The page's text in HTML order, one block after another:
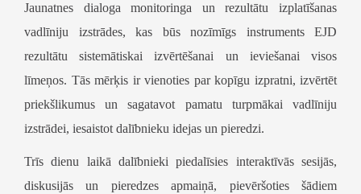
Jaunatnes dialoga monitoringa un rezultātu izplatīšanas
vadlīniju izstrādes, kas būs nozīmīgs instruments EJD
rezultātu sistemātiskai izvērtēšanai un ieviešanai visos
līmeņos. Tās mērķis ir vienoties par kopīgu izpratni, izvērtēt
priekšlikumus un sagatavot pamatu turpmākai vadlīniju
izstrādei, iesaistot dalībnieku idejas un pieredzi.
Trīs dienu laikā dalībnieki piedalīsies interaktīvās sesijās,
diskusijās un pieredzes apmaiņā, pievēršoties šādiem